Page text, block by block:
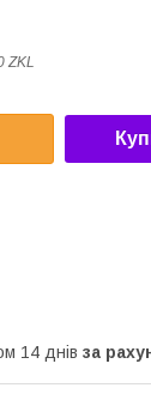
ZKL
14 днів за